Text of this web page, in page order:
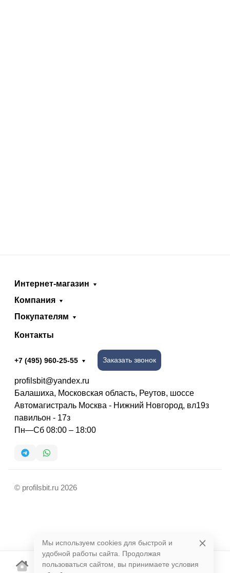
Интернет-магазин
Компания
Покупателям
Контакты
+7 (495) 960-25-55 Заказать звонок
profilsbit@yandex.ru
Балашиха, Московская область, Реутов, шоссе
Автомагистраль Москва - Нижний Новгород, вл19з
павильон - 17з
Пн—Сб 08:00 – 18:00
© profilsbit.ru 2026
Мы используем cookies для быстрой и
удобной работы сайта. Продолжая
пользоваться сайтом, вы принимаете условия